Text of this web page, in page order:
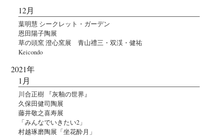
12月
葉明慧 シークレット・ガーデン
恩田陽子陶展
草の頭窯 澄心窯展 青山禮三・双渓・健祐
Keicondo
2021年
1月
川合正樹 『灰釉の世界』
久保田健司陶展
藤井敬之喜寿展
「みんなでいきたい2」
村越琢磨陶展「坐花酔月」